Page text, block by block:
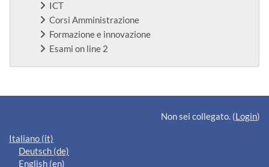
ICT
Corsi Amministrazione
Formazione e innovazione
Esami on line 2
Blocchi supplementari
Non sei collegato. (Login)
Italiano ‎(it)‎
Deutsch ‎(de)‎
English ‎(en)‎